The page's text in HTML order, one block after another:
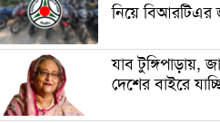
ভাঙচুর, কানাডা
মেহেদীর রং না
বিধবা করলো
নিয়ে বিআরটিএর
যাব টুঙ্গিপাড়ায়,
দেশের বাইরে